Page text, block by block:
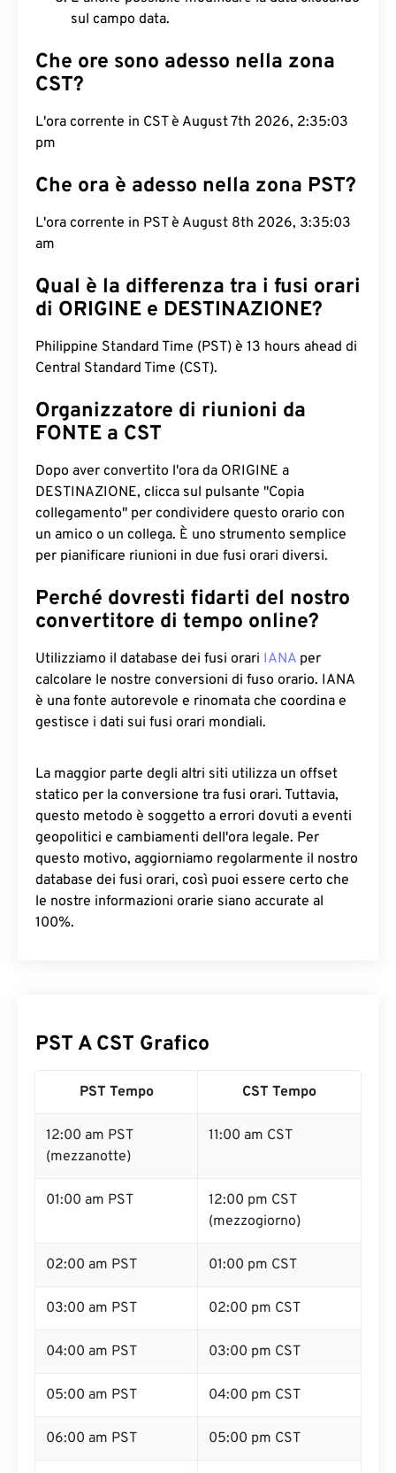
sul campo data.
Che ore sono adesso nella zona
CST?
L'ora corrente in CST è August 7th 2026, 2:35:04
pm
Che ora è adesso nella zona PST?
L'ora corrente in PST è August 8th 2026, 3:35:04
am
Qual è la differenza tra i fusi orari
di ORIGINE e DESTINAZIONE?
Philippine Standard Time (PST) è 13 hours ahead di
Central Standard Time (CST).
Organizzatore di riunioni da
FONTE a CST
Dopo aver convertito l'ora da ORIGINE a
DESTINAZIONE, clicca sul pulsante "Copia
collegamento" per condividere questo orario con
un amico o un collega. È uno strumento semplice
per pianificare riunioni in due fusi orari diversi.
Perché dovresti fidarti del nostro
convertitore di tempo online?
Utilizziamo il database dei fusi orari IANA per
calcolare le nostre conversioni di fuso orario. IANA
è una fonte autorevole e rinomata che coordina e
gestisce i dati sui fusi orari mondiali.
La maggior parte degli altri siti utilizza un offset
statico per la conversione tra fusi orari. Tuttavia,
questo metodo è soggetto a errori dovuti a eventi
geopolitici e cambiamenti dell'ora legale. Per
questo motivo, aggiorniamo regolarmente il nostro
database dei fusi orari, così puoi essere certo che
le nostre informazioni orarie siano accurate al
100%.
PST A CST Grafico
PST Tempo CST Tempo
12:00 am PST
(mezzanotte)
11:00 am CST
01:00 am PST
12:00 pm CST
(mezzogiorno)
02:00 am PST 01:00 pm CST
03:00 am PST 02:00 pm CST
04:00 am PST 03:00 pm CST
05:00 am PST 04:00 pm CST
06:00 am PST 05:00 pm CST